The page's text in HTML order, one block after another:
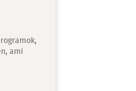
ami